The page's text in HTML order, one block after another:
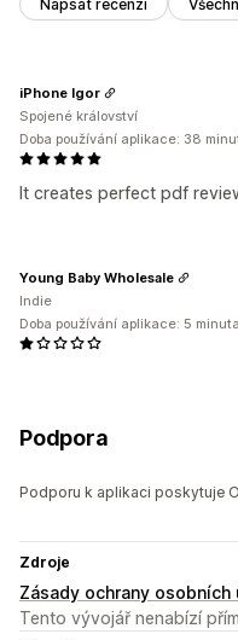
Napsat recenzi
It creates perfect pdf
iPhone Igor
Spojené království
Doba používání aplikace: 38
Young Baby Wholesale
Indie
Doba používání aplikace: 5
Podpora
Podporu k aplikaci poskytuje
Zdroje
Zásady ochrany osobních
Tento vývojář nenabízí